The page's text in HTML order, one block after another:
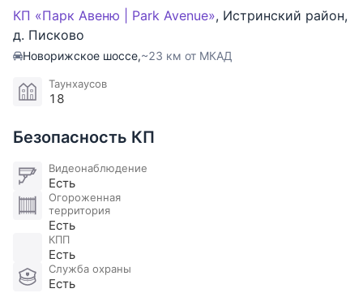
одного автомобиля. Центральные коммуникации
обеспечивают городской комфорт круглый год. На
участке уложен газон и растут многолетние туи.
На приватной террасе будет приятно отдыхать и
устраивать душевные посиделки с друзьями и
близкими.
КП «Парк Авеню | Park Avenue», Истринский район,
д. Писково
Новорижское шоссе,~23 км от МКАД
Таунхаусов
18
Безопасность КП
Видеонаблюдение
Есть
Огороженная
территория
Есть
КПП
Есть
Служба охраны
Есть